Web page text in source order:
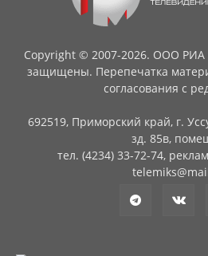
Copyright © 2007-2026. ООО РИА
защищены. Перепечатка
согласования с
692519, Приморский край, г.
зд. 85в,
тел. (4234) 33-72-74,